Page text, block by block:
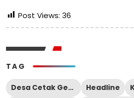
Post Views: 36
TAG
Desa Cetak Generasi Sukses di Era Digital Headline